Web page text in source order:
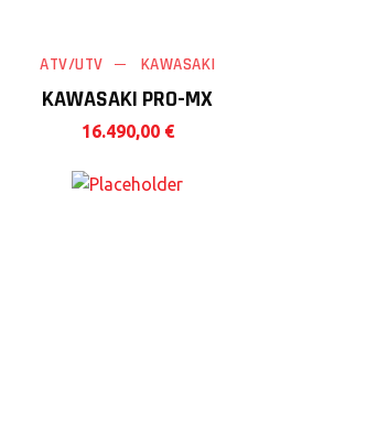
KAWASAKI PRO-MX
ATV/UTV KAWASAKI
16.490,00 €